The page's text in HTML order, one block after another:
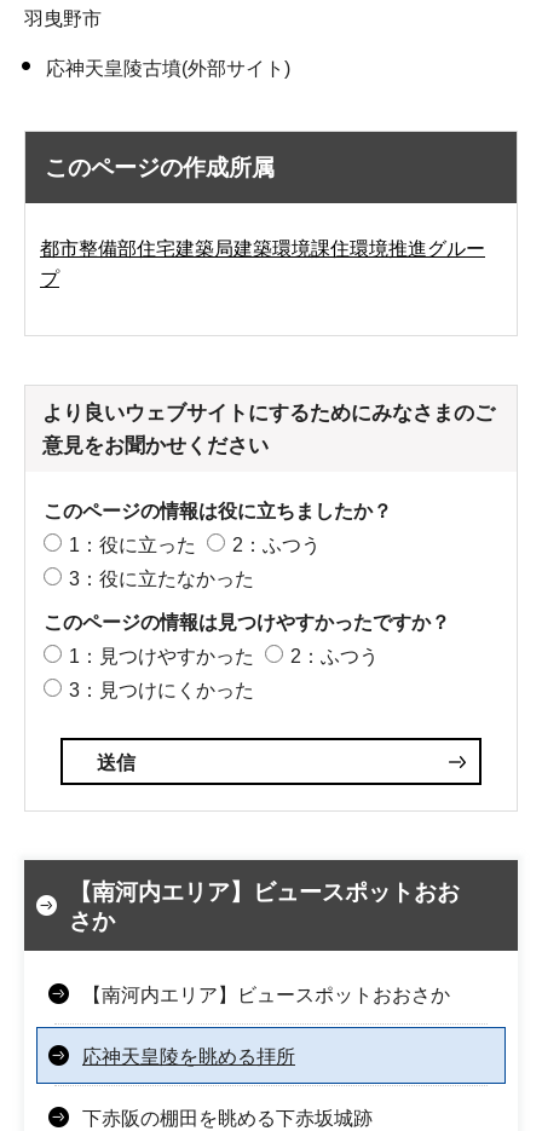
羽曳野市
応神天皇陵古墳(外部サイト)
このページの作成所属
都市整備部住宅建築局建築環境課住環境推進グルー
プ
より良いウェブサイトにするためにみなさまのご
意見をお聞かせください
このページの情報は役に立ちましたか？
1：役に立った
2：ふつう
3：役に立たなかった
このページの情報は見つけやすかったですか？
1：見つけやすかった
2：ふつう
3：見つけにくかった
【南河内エリア】ビュースポットおお
さか
【南河内エリア】ビュースポットおおさか
応神天皇陵を眺める拝所
下赤阪の棚田を眺める下赤坂城跡